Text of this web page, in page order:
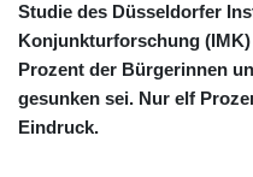
Studie des Düsseldorfer
Konjunkturforschung
Prozent der Bürgerinnen
gesunken sei. Nur elf
Eindruck.